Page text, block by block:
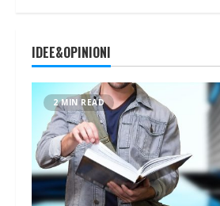
IDEE&OPINIONI
2 MIN READ